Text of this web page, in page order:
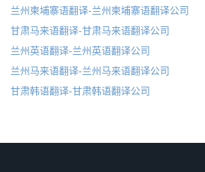
兰州柬埔寨语翻译-兰州柬埔寨语翻译公司
甘肃马来语翻译-甘肃马来语翻译公司
兰州英语翻译-兰州英语翻译公司
兰州马来语翻译-兰州马来语翻译公司
甘肃韩语翻译-甘肃韩语翻译公司